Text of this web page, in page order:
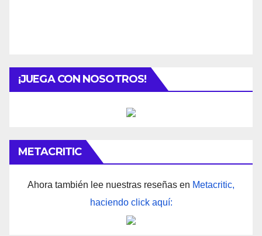
¡JUEGA CON NOSOTROS!
METACRITIC
Ahora también lee nuestras reseñas en Metacritic,
haciendo click aquí: